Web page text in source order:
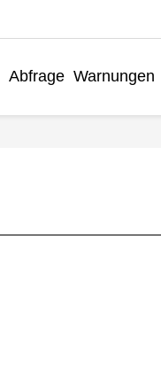
Abfrage Warnungen